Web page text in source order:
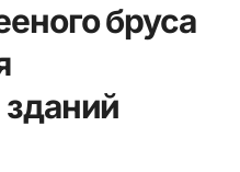
бруса
зданий